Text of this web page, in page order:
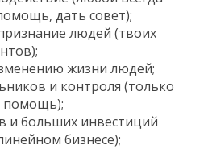
дать совет);
людей (твоих
жизни людей;
и контроля (только
помощь);
и больших инвестиций
бизнесе);